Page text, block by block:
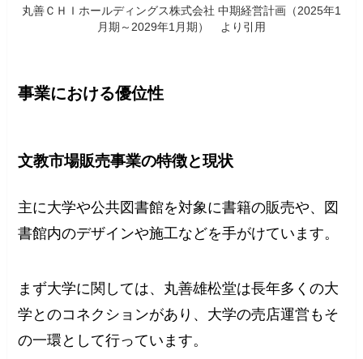
丸善ＣＨＩホールディングス株式会社 中期経営計画（2025年1
月期～2029年1月期） より引用
事業における優位性
文教市場販売事業の特徴と現状
主に大学や公共図書館を対象に書籍の販売や、図
書館内のデザインや施工などを手がけています。
まず大学に関しては、丸善雄松堂は長年多くの大
学とのコネクションがあり、大学の売店運営もそ
の一環として行っています。